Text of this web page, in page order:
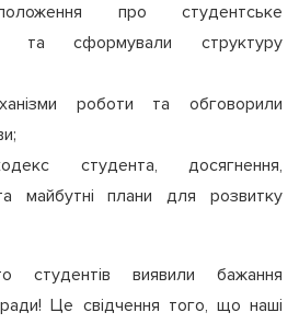
про студентське
та сформували структуру
роботи та обговорили
студента, досягнення,
майбутні плани для розвитку
студентів виявили бажання
Це свідчення того, що наші